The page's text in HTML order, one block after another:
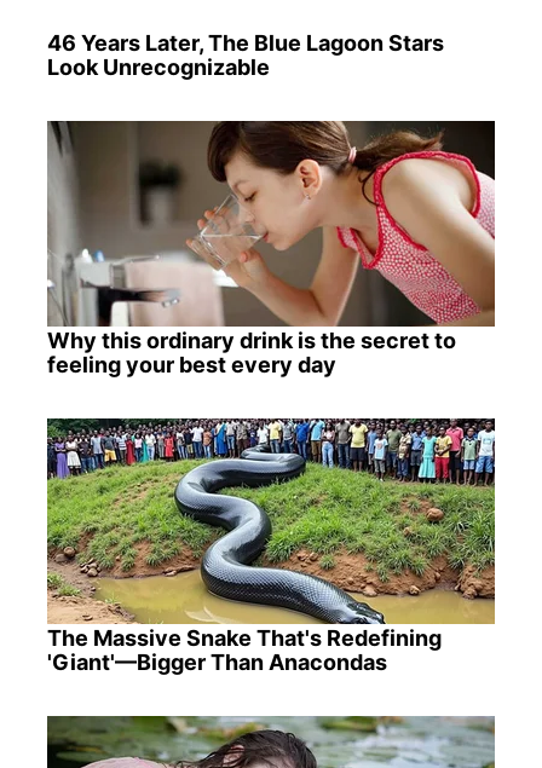
46 Years Later, The Blue Lagoon Stars
Look Unrecognizable
Why this ordinary drink is the secret to
feeling your best every day
The Massive Snake That's Redefining
'Giant'—Bigger Than Anacondas